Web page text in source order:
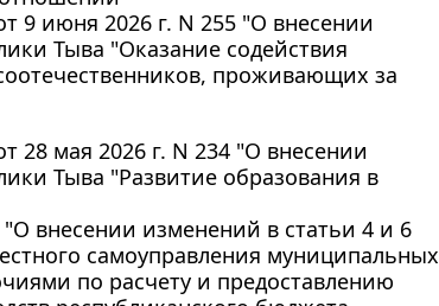
9 июня 2026 г. N 255 "О внесении
Тыва "Оказание содействия
проживающих за
28 мая 2026 г. N 234 "О внесении
Тыва "Развитие образования в
внесении изменений в статьи 4 и 6
самоуправления муниципальных
по расчету и предоставлению